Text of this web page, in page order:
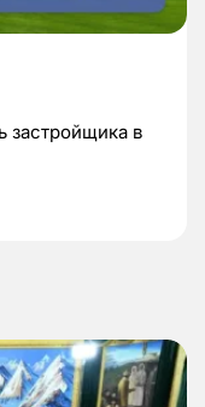
застройщика в